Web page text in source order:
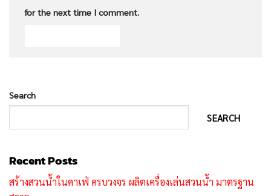
for the next time I comment.
Search
SEARCH
Recent Posts
สร้างสวนน้ำในคาเฟ่ ครบวงจร ผลิตเครื่องเล่นสวนน้ำ มาตรฐาน